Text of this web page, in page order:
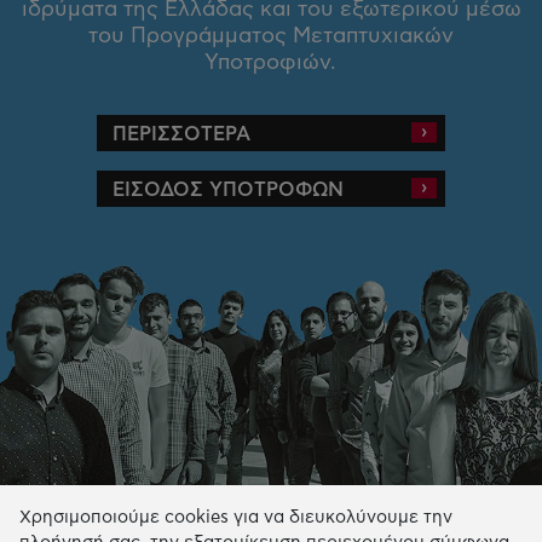
ιδρύματα της Ελλάδας και του εξωτερικού μέσω
του Προγράμματος Μεταπτυχιακών
Υποτροφιών.
ΠΕΡΙΣΣΟΤΕΡΑ
ΕΙΣΟΔΟΣ ΥΠΟΤΡΟΦΩΝ
Χρησιμοποιούμε cookies για να διευκολύνουμε την